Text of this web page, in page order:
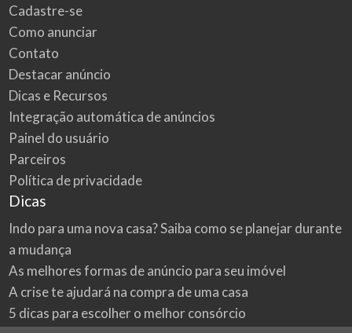
Cadastre-se
Como anunciar
Contato
Destacar anúncio
Dicas e Recursos
Integração automática de anúncios
Painel do usuário
Parceiros
Política de privacidade
Dicas
Indo para uma nova casa? Saiba como se planejar durante
a mudança
As melhores formas de anúncio para seu imóvel
A crise te ajudará na compra de uma casa
5 dicas para escolher o melhor consórcio